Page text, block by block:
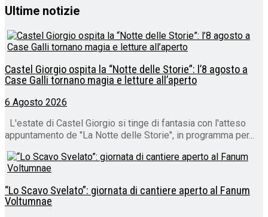
Ultime notizie
Castel Giorgio ospita la “Notte delle Storie”: l’8 agosto a
Case Galli tornano magia e letture all’aperto
6 Agosto 2026
L'estate di Castel Giorgio si tinge di fantasia con l'atteso
appuntamento de "La Notte delle Storie", in programma per...
“Lo Scavo Svelato”: giornata di cantiere aperto al Fanum
Voltumnae